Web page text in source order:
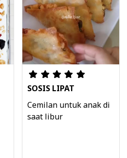
SOSIS LIPAT
Cemilan untuk anak di
saat libur